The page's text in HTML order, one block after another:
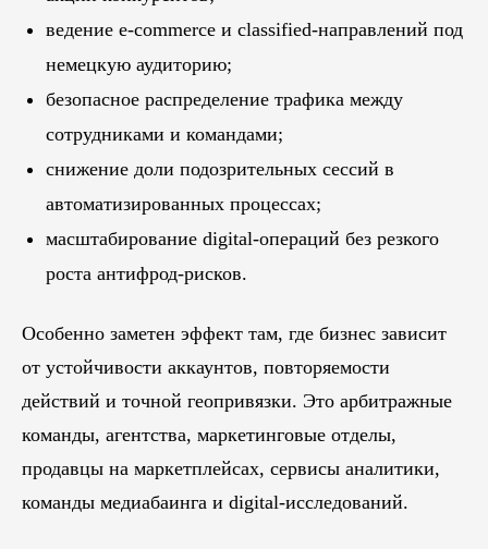
ведение e-commerce и classified-направлений под
немецкую аудиторию;
безопасное распределение трафика между
сотрудниками и командами;
снижение доли подозрительных сессий в
автоматизированных процессах;
масштабирование digital-операций без резкого
роста антифрод-рисков.
Особенно заметен эффект там, где бизнес зависит
от устойчивости аккаунтов, повторяемости
действий и точной геопривязки. Это арбитражные
команды, агентства, маркетинговые отделы,
продавцы на маркетплейсах, сервисы аналитики,
команды медиабаинга и digital-исследований.